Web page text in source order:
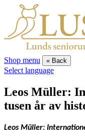
Shop menu « Back
Select language
Leos Müller:
tusen år av
Leos Müller: